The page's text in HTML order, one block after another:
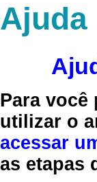
Ajuda
Para
utilizar o
acessar
as etapas